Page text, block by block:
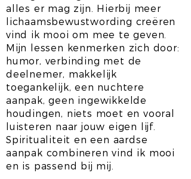
alles er mag zijn. Hierbij meer
lichaamsbewustwording creëren
vind ik mooi om mee te geven.
Mijn lessen kenmerken zich door:
humor, verbinding met de
deelnemer, makkelijk
toegankelijk, een nuchtere
aanpak, geen ingewikkelde
houdingen, niets moet en vooral
luisteren naar jouw eigen lijf.
Spiritualiteit en een aardse
aanpak combineren vind ik mooi
en is passend bij mij.